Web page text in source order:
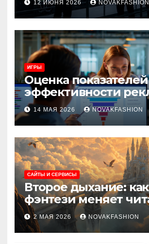
и сценарии
12 ИЮНЯ 2026 NOVAKFASHION
ИГРЫ
Оценка показателей
эффективности
при атрибуции
множественных
касания
14 МАЯ 2026 NOVAKFASHION
САЙТЫ И СЕРВИСЫ
Второе дыхание: как
фэнтези меняет
культуру
2 МАЯ 2026 NOVAKFASHION